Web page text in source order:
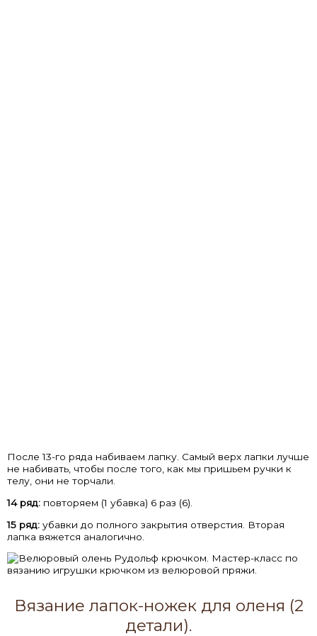
После 13-го ряда набиваем лапку. Самый верх лапки лучше
не набивать, чтобы после того, как мы пришьем ручки к
телу, они не торчали.
14 ряд: повторяем (1 убавка) 6 раз (6).
15 ряд: убавки до полного закрытия отверстия. Вторая
лапка вяжется аналогично.
Вязание лапок-ножек для оленя (2
детали).